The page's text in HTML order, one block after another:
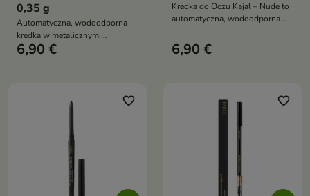
0,35 g
Automatyczna, wodoodporna
kredka w metalicznym,
bakłażanowym odcieniu z
6,90 €
Kredka do Oczu Kajal – Nude to
automatyczna, wodoodporna
która optycznie powiększa oczy i
nadaje spojrzeniu świeży,
6,90 €
favorite_border favorite_border